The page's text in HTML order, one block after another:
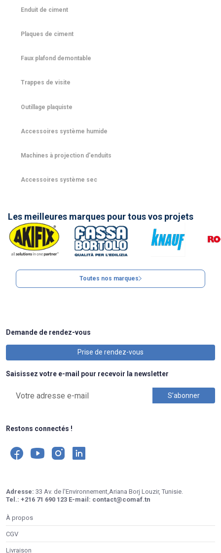
Enduit de ciment
Plaques de ciment
Faux plafond demontable
Trappes de visite
Outillage plaquiste
Accessoires système humide
Machines à projection d'enduits
Accessoires système sec
Les meilleures marques pour tous vos projets
Toutes nos marques
Demande de rendez-vous
Prise de rendez-vous
Saisissez votre e-mail pour recevoir la newsletter
Restons connectés !
Adresse: 33 Av. de l'Environnement,Ariana Borj Louzir, Tunisie.
Tel.: +216 71 690 123 E-mail: contact@comaf.tn
À propos
CGV
Livraison